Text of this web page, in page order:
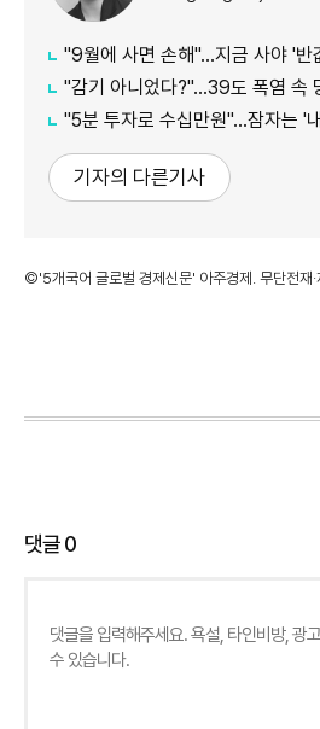
"9월에 사면 손해"…지금 사야 '반
"감기 아니었다?"…39도 폭염 속 당
"5분 투자로 수십만원"…잠자는 '내
기자의 다른기사
©'5개국어 글로벌 경제신문' 아주경제. 무단전재·
댓글0